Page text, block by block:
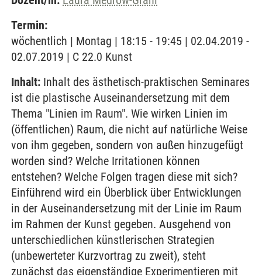
Termin:
wöchentlich | Montag | 18:15 - 19:45 | 02.04.2019 -
02.07.2019 | C 22.0 Kunst
Inhalt: Inhalt des ästhetisch-praktischen Seminares
ist die plastische Auseinandersetzung mit dem
Thema "Linien im Raum". Wie wirken Linien im
(öffentlichen) Raum, die nicht auf natürliche Weise
von ihm gegeben, sondern von außen hinzugefügt
worden sind? Welche Irritationen können
entstehen? Welche Folgen tragen diese mit sich?
Einführend wird ein Überblick über Entwicklungen
in der Auseinandersetzung mit der Linie im Raum
im Rahmen der Kunst gegeben. Ausgehend von
unterschiedlichen künstlerischen Strategien
(unbewerteter Kurzvortrag zu zweit), steht
zunächst das eigenständige Experimentieren mit